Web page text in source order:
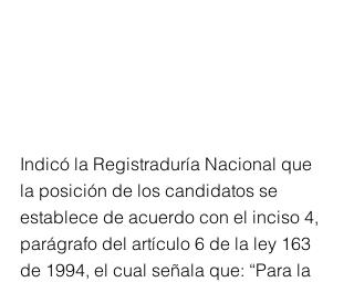
Indicó la Registraduría Nacional que
la posición de los candidatos se
establece de acuerdo con el inciso 4,
parágrafo del artículo 6 de la ley 163
de 1994, el cual señala que: “Para la